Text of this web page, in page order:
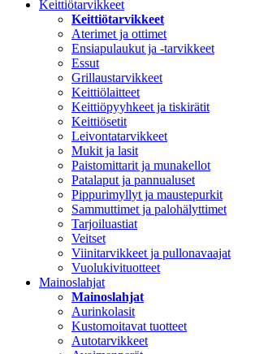
Keittiötarvikkeet
Keittiötarvikkeet
Aterimet ja ottimet
Ensiapulaukut ja -tarvikkeet
Essut
Grillaustarvikkeet
Keittiölaitteet
Keittiöpyyhkeet ja tiskirätit
Keittiösetit
Leivontatarvikkeet
Mukit ja lasit
Paistomittarit ja munakellot
Patalaput ja pannualuset
Pippurimyllyt ja maustepurkit
Sammuttimet ja palohälyttimet
Tarjoiluastiat
Veitset
Viinitarvikkeet ja pullonavaajat
Vuolukivituotteet
Mainoslahjat
Mainoslahjat
Aurinkolasit
Kustomoitavat tuotteet
Autotarvikkeet